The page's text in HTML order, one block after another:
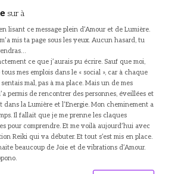
sur à
lisant ce message plein d’Amour et de Lumière.
mis ta page sous les yeux. Aucun hasard, tu
ce que j’aurais pu écrire. Sauf que moi,
mes emplois dans le « social », car à chaque
mal, pas à ma place. Mais un de mes
permis de rencontrer des personnes, éveillées et
dans la Lumière et l’Energie. Mon cheminement a
Il fallait que je me prenne les claques
pour comprendre. Et me voilà aujourd’hui avec
Reiki qui va débuter. Et tout s’est mis en place.
beaucoup de Joie et de vibrations d’Amour.